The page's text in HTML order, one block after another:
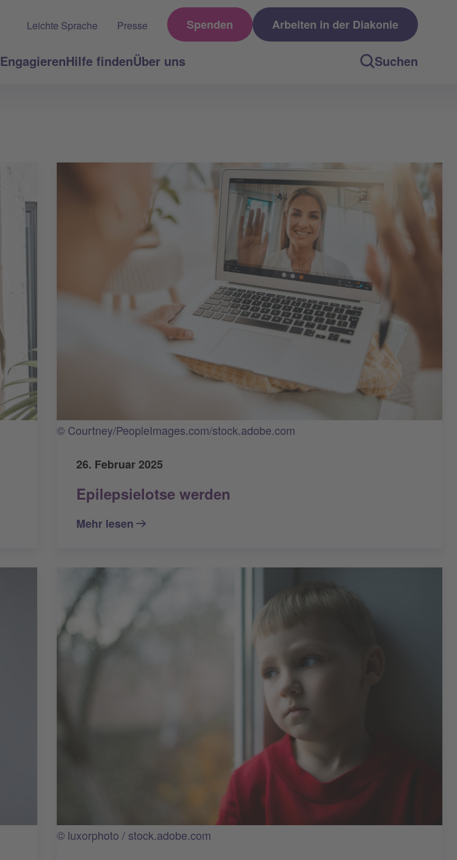
EngagierenHilfe findenÜber uns Suchen
Leichte Sprache Presse Spenden Arbeiten in der Diakonie
© Courtney/PeopleImages.com/stock.adobe.com
26. Februar 2025
Epilepsielotse werden
Mehr lesen
© luxorphoto / stock.adobe.com